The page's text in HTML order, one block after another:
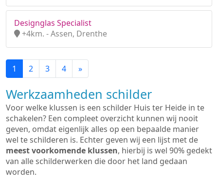
Designglas Specialist
+4km. - Assen, Drenthe
1 2 3 4 »
Werkzaamheden schilder
Voor welke klussen is een schilder Huis ter Heide in te
schakelen? Een compleet overzicht kunnen wij nooit
geven, omdat eigenlijk alles op een bepaalde manier
wel te schilderen is. Echter geven wij een lijst met de
meest voorkomende klussen, hierbij is wel 90% gedekt
van alle schilderwerken die door het land gedaan
worden.